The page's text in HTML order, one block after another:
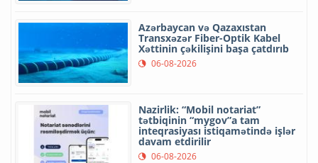
Azərbaycan və Qazaxıstan
Transxəzər Fiber-Optik Kabel
Xəttinin çəkilişini başa çatdırıb
06-08-2026
Nazirlik: “Mobil notariat”
tətbiqinin “mygov”a tam
inteqrasiyası istiqamətində işlər
davam etdirilir
06-08-2026